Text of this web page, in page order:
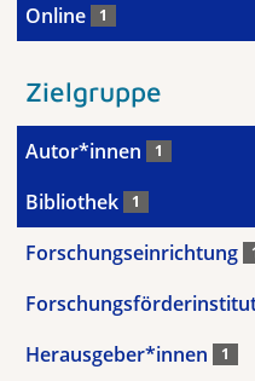
Online 1
Zielgruppe
Autor*innen 1
Bibliothek 1
Forschungseinrichtung
Herausgeber*innen 1